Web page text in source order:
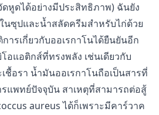
หูดได้อย่างมีประสิทธิภาพ) ฉันยัง
นซุปและน้ำสลัดครีมสำหรับไก่ด้วย
ารเกี่ยวกับออเรกาโนได้ยืนยันอีก
แอติกส์ที่ทรงพลัง เช่นเดียวกับ
อรา น้ำมันออเรกาโนถือเป็นสารที่
แพทย์ปัจจุบัน สาเหตุที่สามารถต่อสู้
aureus ได้ก็เพราะมีคาร์วาค